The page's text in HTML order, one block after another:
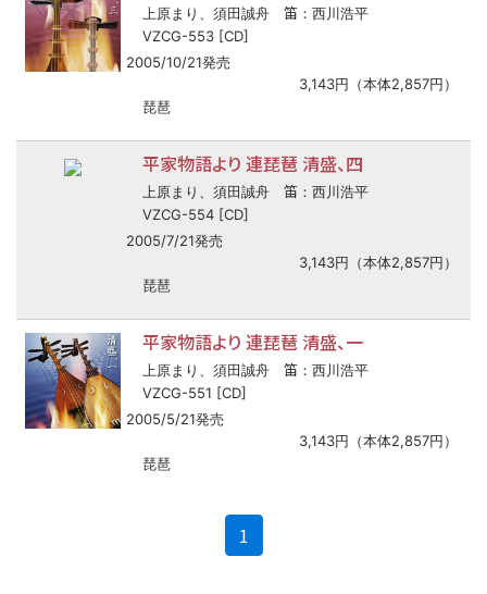
上原まり、須田誠舟 笛 ：西川浩平
VZCG-553 [CD]
2005/10/21発売
3,143円（本体2,857円）
琵琶
平家物語より 連琵琶 清盛、四
上原まり、須田誠舟 笛 ：西川浩平
VZCG-554 [CD]
2005/7/21発売
3,143円（本体2,857円）
琵琶
平家物語より 連琵琶 清盛、一
上原まり、須田誠舟 笛 ：西川浩平
VZCG-551 [CD]
2005/5/21発売
3,143円（本体2,857円）
琵琶
1